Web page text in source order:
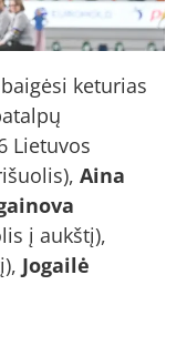
keturias
Lietuvos
Aina
į aukštį),
Jogailė